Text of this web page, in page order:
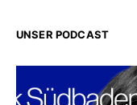
UNSER PODCAST